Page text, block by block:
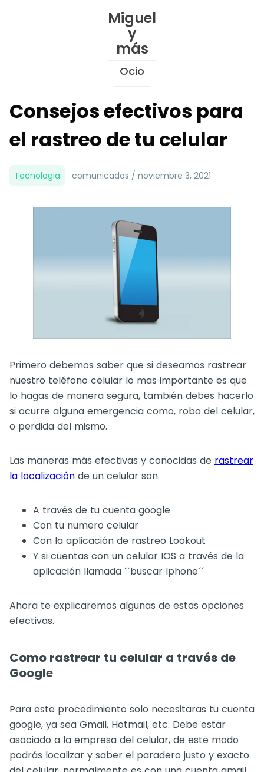
Skip
to
Content
Miguel
y
más
Ocio
Consejos efectivos para
el rastreo de tu celular
Tecnologia comunicados / noviembre 3, 2021
Primero debemos saber que si deseamos rastrear
nuestro teléfono celular lo mas importante es que
lo hagas de manera segura, también debes hacerlo
si ocurre alguna emergencia como, robo del celular,
o perdida del mismo.
Las maneras más efectivas y conocidas de rastrear
la localización de un celular son.
A través de tu cuenta google
Con tu numero celular
Con la aplicación de rastreo Lookout
Y si cuentas con un celular IOS a través de la
aplicación llamada ´´buscar Iphone´´
Ahora te explicaremos algunas de estas opciones
efectivas.
Como rastrear tu celular a través de
Google
Para este procedimiento solo necesitaras tu cuenta
google, ya sea Gmail, Hotmail, etc. Debe estar
asociado a la empresa del celular, de este modo
podrás localizar y saber el paradero justo y exacto